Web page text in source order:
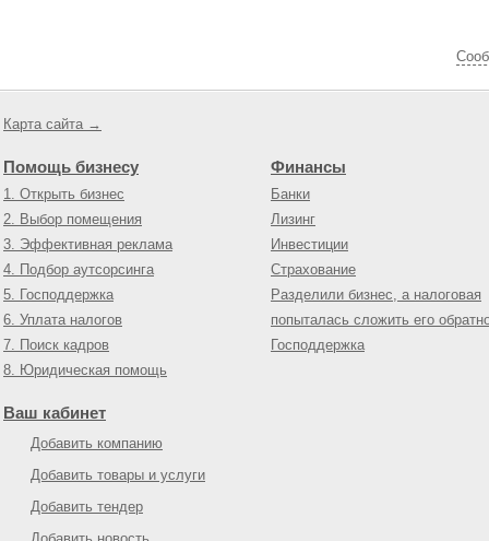
Карта сайта →
Помощь бизнесу
1. Открыть бизнес
2. Выбор помещения
3. Эффективная реклама
4. Подбор аутсорсинга
5. Господдержка
6. Уплата налогов
7. Поиск кадров
8. Юридическая помощь
Финансы
Банки
Лизинг
Инвестиции
Страхование
Разделили бизнес, а налоговая
попыталась сложить его
Господдержка
Ваш кабинет
Добавить компанию
Добавить товары и услуги
Добавить тендер